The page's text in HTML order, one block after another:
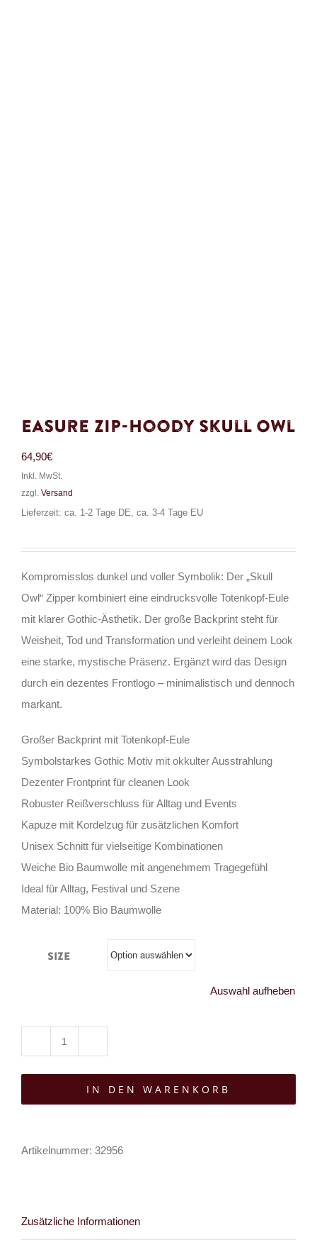
Easure Zip-Hoody Skull Owl
64,90€
Inkl. MwSt.
zzgl. Versand
Lieferzeit: ca. 1-2 Tage DE, ca. 3-4 Tage EU
Kompromisslos dunkel und voller Symbolik: Der „Skull
Owl“ Zipper kombiniert eine eindrucksvolle Totenkopf-Eule
mit klarer Gothic-Ästhetik. Der große Backprint steht für
Weisheit, Tod und Transformation und verleiht deinem Look
eine starke, mystische Präsenz. Ergänzt wird das Design
durch ein dezentes Frontlogo – minimalistisch und dennoch
markant.
Großer Backprint mit Totenkopf-Eule
Symbolstarkes Gothic Motiv mit okkulter Ausstrahlung
Dezenter Frontprint für cleanen Look
Robuster Reißverschluss für Alltag und Events
Kapuze mit Kordelzug für zusätzlichen Komfort
Unisex Schnitt für vielseitige Kombinationen
Weiche Bio Baumwolle mit angenehmem Tragegefühl
Ideal für Alltag, Festival und Szene
Material: 100% Bio Baumwolle
Size
Auswahl aufheben
Zip-
Hoody
Menge
IN DEN WARENKORB
Artikelnummer: 32956
Zusätzliche Informationen